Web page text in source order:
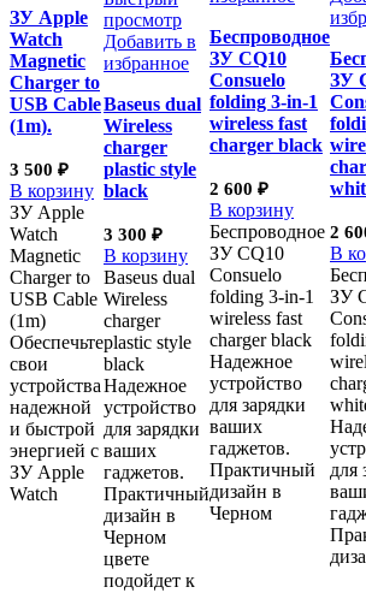
ЗУ Apple
Watch
Magnetic
Charger to
USB Cable
(1m).
3 500 ₽
В корзину
ЗУ Apple
Watch
Magnetic
Charger to
USB Cable
(1m)
Обеспечьте
свои
устройства
надежной
и быстрой
энергией с
ЗУ Apple
Watch
просмотр
Добавить в
избранное
Baseus dual
Wireless
charger
plastic style
black
3 300 ₽
В корзину
Baseus dual
Wireless
charger
plastic style
black
Надежное
устройство
для зарядки
ваших
гаджетов.
Практичный
дизайн в
Черном
цвете
подойдет к
Беспроводное
ЗУ CQ10
Consuelo
folding 3-in-1
wireless fast
charger black
2 600 ₽
В корзину
Беспроводное
ЗУ CQ10
Consuelo
folding 3-in-1
wireless fast
charger black
Надежное
устройство
для зарядки
ваших
гаджетов.
Практичный
дизайн в
Черном
ЗУ
2
В
ЗУ
для